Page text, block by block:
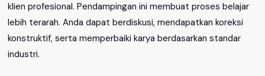
klien profesional. Pendampingan ini membuat proses belajar
lebih terarah. Anda dapat berdiskusi, mendapatkan koreksi
konstruktif, serta memperbaiki karya berdasarkan standar
industri.